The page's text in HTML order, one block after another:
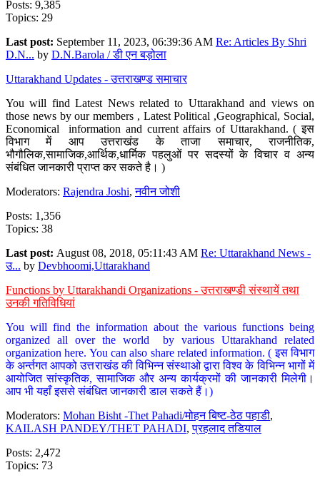
Posts: 9,385
Topics: 29
Last post: September 11, 2023, 06:39:36 AM Re: Articles By Shri
D.N... by D.N.Barola / डी एन बड़ोला
Uttarakhand Updates - उत्तराखण्ड समाचार
You will find Latest News related to Uttarakhand and views on
those news by our members , Latest Political ,Geographical, Social,
Economical information and current affairs of Uttarakhand. ( इस
विभाग में आप उत्तराखंड के ताजा समाचार, राजनीतिक,
भौगौलिक,सामाजिक,आर्थिक,धार्मिक पहलुओं पर सदस्यों के विचार व अन्य
संबंधित जानकारी प्राप्त कर सकते है। )
Moderators: Rajendra Joshi,नवीन जोशी
Posts: 1,356
Topics: 38
Last post: August 08, 2018, 05:11:43 AM Re: Uttarakhand News -
उ... by Devbhoomi,Uttarakhand
Functions by Uttarakhandi Organizations - उत्तराखण्डी संस्थायें तथा
उनकी गतिविधियां
You will find the information about the various functions being
organized all over the world by various Uttarakhand related
organization here. You can also share related information. ( इस विभाग
के अर्न्तगत आपको उत्तराखंड की विभिन्न संस्थाओ द्वारा विश्व के विभिन्न भागों में
आयोजित सांस्कृतिक, सामाजिक और अन्य कार्यक्रमों की जानकारी मिलेगी।
आप भी यहाँ इससे संबंधित जानकारी डाल सकते हैं।)
Moderators: Mohan Bisht -Thet Pahadi/मोहन बिष्ट-ठेठ पहाडी,
KAILASH PANDEY/THET PAHADI,प्रहलाद तडियाल
Posts: 2,472
Topics: 73